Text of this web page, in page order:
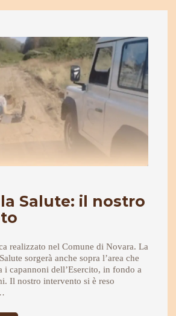
Salute: il nostro
realizzato nel Comune di Novara. La
sorgerà anche sopra l’area che
i capannoni dell’Esercito, in fondo a
Il nostro intervento si è reso